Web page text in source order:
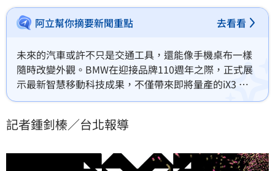
阿立幫你摘要新聞重點 去看看
未來的汽車或許不只是交通工具，還能像手機桌布一樣
隨時改變外觀。BMW在迎接品牌110週年之際，正式展
示最新智慧移動科技成果，不僅帶來即將量產的iX3
Flow Edition，更首度公開全車包覆彩色電子紙的概念
記者鍾釗榛／台北報導